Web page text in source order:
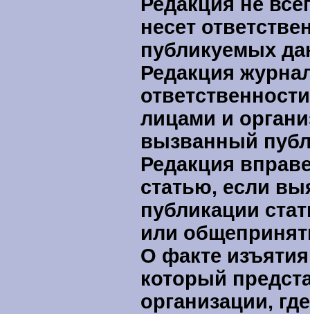
несет
публикуемых
Редакция
лицами и
вызванный
Редакция
статью, если
публикации
или
О факте
который
организации,